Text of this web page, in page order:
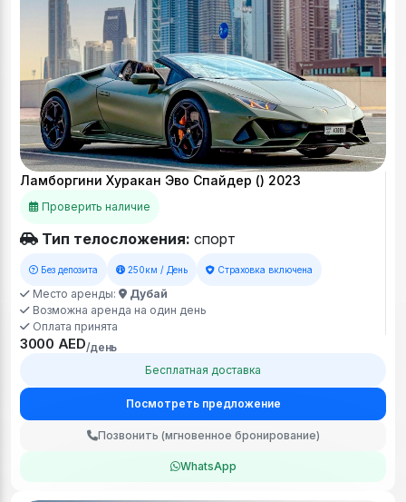
Ламборгини Хуракан Эво Спайдер () 2023
Проверить наличие
Тип телосложения: спорт
Без депозита 250км / День Страховка включена
Место аренды:
Дубай
Возможна аренда на один день
Оплата принята
3000 AED/день
Бесплатная доставка
Посмотреть предложение
Позвонить (мгновенное бронирование)
WhatsApp